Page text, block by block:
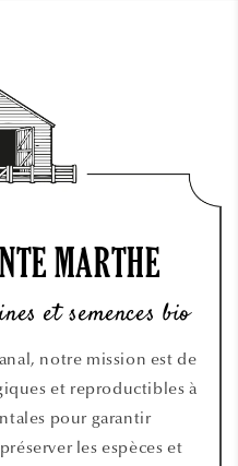
MARTHE
et semences bio
notre mission est de
et reproductibles à
pour garantir
les espèces et